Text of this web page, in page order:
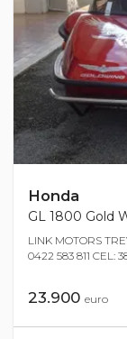
Honda
GL 1800 Gold
LINK MOTORS
0422 583 811 CEL:
23.900 euro